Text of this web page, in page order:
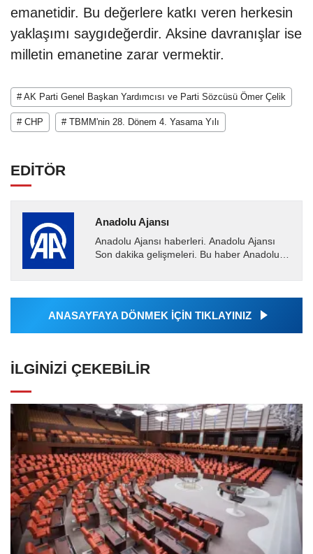
emanetidir. Bu değerlere katkı veren herkesin
yaklaşımı saygıdeğerdir. Aksine davranışlar ise
milletin emanetine zarar vermektir.
# AK Parti Genel Başkan Yardımcısı ve Parti Sözcüsü Ömer Çelik
# CHP # TBMM'nin 28. Dönem 4. Yasama Yılı
EDİTÖR
Anadolu Ajansı
Anadolu Ajansı haberleri. Anadolu Ajansı
Son dakika gelişmeleri. Bu haber Anadolu
Ajansı tarafından...
ANASAYFAYA DÖNMEK İÇİN TIKLAYINIZ
İLGINIZI ÇEKEBILIR